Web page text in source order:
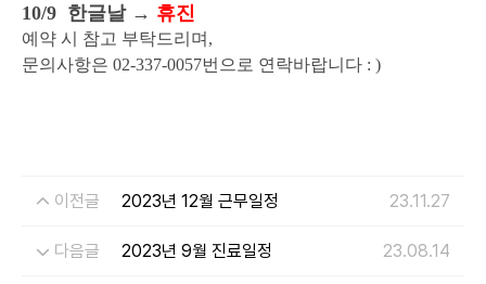
10/9 한글날 → 휴진
예약 시 참고 부탁드리며,
문의사항은 02-337-0057번으로 연락바랍니다 : )
이전글 2023년 12월 근무일정 23.11.27
다음글 2023년 9월 진료일정 23.08.14